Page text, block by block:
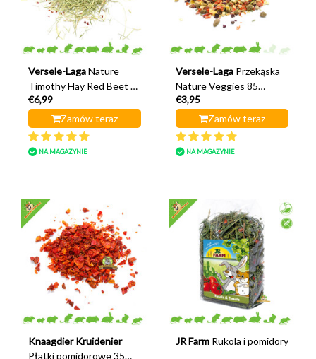
Versele-Laga Nature
Timothy Hay Red Beet &
Tomato 500 gramów
€6,99
Zamów teraz
NA MAGAZYNIE
Versele-Laga Przekąska
Nature Veggies 85
gramów
€3,95
Zamów teraz
NA MAGAZYNIE
Knaagdier Kruidenier
Płatki pomidorowe 35
JR Farm Rukola i pomidory